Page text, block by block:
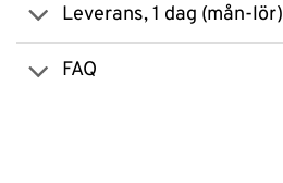
Leverans, 1 dag (mån-lör)
FAQ